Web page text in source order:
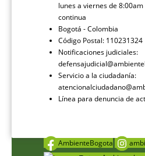
lunes a viernes de
continua
Bogotá - Colombia
Código Postal: 110231324
Notificaciones judiciales:
Servicio a la ciudadanía:
Línea para denuncia de
AmbienteBogota